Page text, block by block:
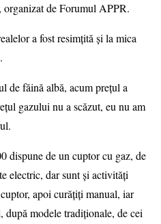
de Forumul APPR.
a fost resimțită și la mica
de făină albă, acum prețul a
gazului nu a scăzut, eu nu am
dispune de un cuptor cu gaz, de
electric, dar sunt și activități
apoi curățiți manual, iar
după modele tradiționale, de cei